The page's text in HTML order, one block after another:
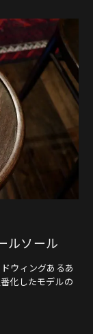
ルソール
ウィングあるあ
化したモデルの